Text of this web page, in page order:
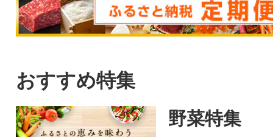
おすすめ特集
野菜特集